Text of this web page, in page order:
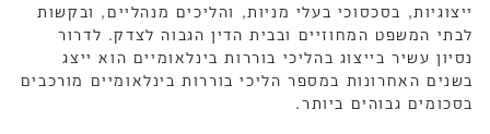
ייצוגיות, בסכסוכי בעלי מניות, והליכים מנהליים, ובקשות
לבתי המשפט המחוזיים ובבית הדין הגבוה לצדק. לדרור
נסיון עשיר בייצוג בהליכי בוררות בינלאומיים הוא ייצג
בשנים האחרונות במספר הליכי בוררות בינלאומיים מורכבים
בסכומים גבוהים ביותר.